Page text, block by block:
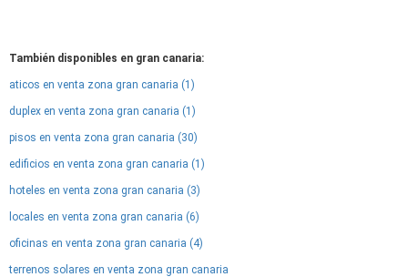
También disponibles en gran canaria:
aticos en venta zona gran canaria (1)
duplex en venta zona gran canaria (1)
pisos en venta zona gran canaria (30)
edificios en venta zona gran canaria (1)
hoteles en venta zona gran canaria (3)
locales en venta zona gran canaria (6)
oficinas en venta zona gran canaria (4)
terrenos solares en venta zona gran canaria